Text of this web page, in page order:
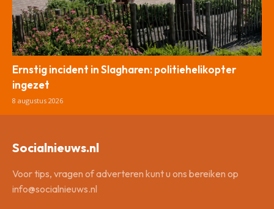
Ernstig incident in Slagharen: politiehelikopter
ingezet
8 augustus 2026
Socialnieuws.nl
Voor tips, vragen of adverteren kunt u ons bereiken op
info@socialnieuws.nl